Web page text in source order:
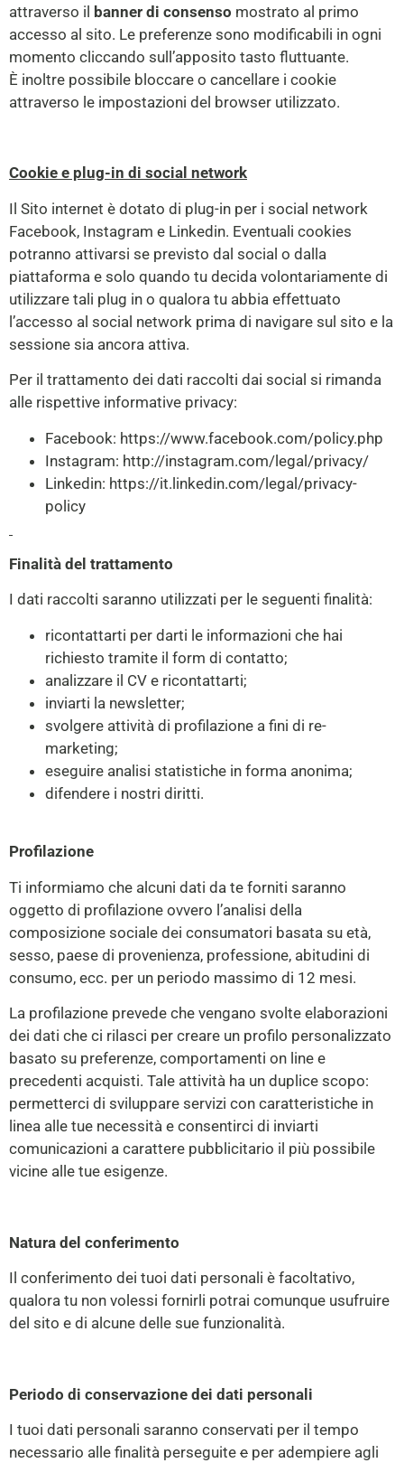
attraverso il banner di consenso mostrato al primo
accesso al sito. Le preferenze sono modificabili in ogni
momento cliccando sull’apposito tasto fluttuante.
È inoltre possibile bloccare o cancellare i cookie
attraverso le impostazioni del browser utilizzato.
Cookie e plug-in di social network
Il Sito internet è dotato di plug-in per i social network
Facebook, Instagram e Linkedin. Eventuali cookies
potranno attivarsi se previsto dal social o dalla
piattaforma e solo quando tu decida volontariamente di
utilizzare tali plug in o qualora tu abbia effettuato
l’accesso al social network prima di navigare sul sito e la
sessione sia ancora attiva.
Per il trattamento dei dati raccolti dai social si rimanda
alle rispettive informative privacy:
Facebook: https://www.facebook.com/policy.php
Instagram: http://instagram.com/legal/privacy/
Linkedin: https://it.linkedin.com/legal/privacy-
policy
Finalità del trattamento
I dati raccolti saranno utilizzati per le seguenti finalità:
ricontattarti per darti le informazioni che hai
richiesto tramite il form di contatto;
analizzare il CV e ricontattarti;
inviarti la newsletter;
svolgere attività di profilazione a fini di re-
marketing;
eseguire analisi statistiche in forma anonima;
difendere i nostri diritti.
Profilazione
Ti informiamo che alcuni dati da te forniti saranno
oggetto di profilazione ovvero l’analisi della
composizione sociale dei consumatori basata su età,
sesso, paese di provenienza, professione, abitudini di
consumo, ecc. per un periodo massimo di 12 mesi.
La profilazione prevede che vengano svolte elaborazioni
dei dati che ci rilasci per creare un profilo personalizzato
basato su preferenze, comportamenti on line e
precedenti acquisti. Tale attività ha un duplice scopo:
permetterci di sviluppare servizi con caratteristiche in
linea alle tue necessità e consentirci di inviarti
comunicazioni a carattere pubblicitario il più possibile
vicine alle tue esigenze.
Natura del conferimento
Il conferimento dei tuoi dati personali è facoltativo,
qualora tu non volessi fornirli potrai comunque usufruire
del sito e di alcune delle sue funzionalità.
Periodo di conservazione dei dati personali
I tuoi dati personali saranno conservati per il tempo
necessario alle finalità perseguite e per adempiere agli